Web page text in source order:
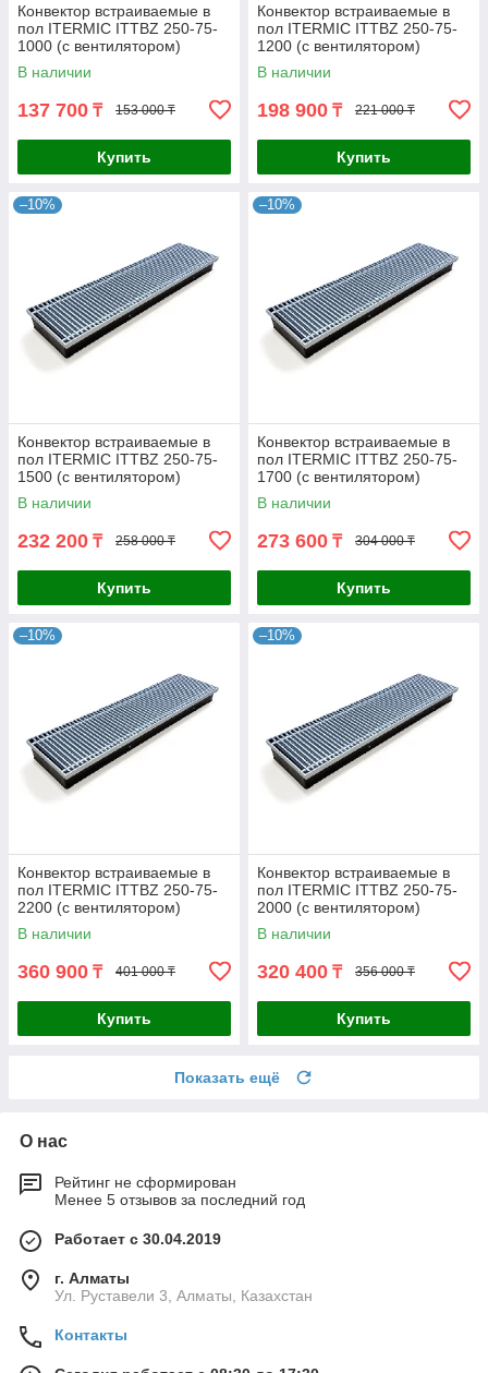
Конвектор встраиваемые в
пол ITERMIC ITTBZ 250-75-
1000 (с вентилятором)
В наличии
137 700 ₸ 153 000 ₸
Купить
Конвектор встраиваемые в
пол ITERMIC ITTBZ 250-75-
1200 (с вентилятором)
В наличии
198 900 ₸ 221 000 ₸
Купить
–10%
Конвектор встраиваемые в
пол ITERMIC ITTBZ 250-75-
1500 (с вентилятором)
В наличии
232 200 ₸ 258 000 ₸
Купить
–10%
Конвектор встраиваемые в
пол ITERMIC ITTBZ 250-75-
1700 (с вентилятором)
В наличии
273 600 ₸ 304 000 ₸
Купить
–10%
Конвектор встраиваемые в
пол ITERMIC ITTBZ 250-75-
2200 (с вентилятором)
В наличии
360 900 ₸ 401 000 ₸
Купить
–10%
Конвектор встраиваемые в
пол ITERMIC ITTBZ 250-75-
2000 (с вентилятором)
В наличии
320 400 ₸ 356 000 ₸
Купить
Показать ещё
О нас
Рейтинг не сформирован
Менее 5 отзывов за последний год
Работает с 30.04.2019
г. Алматы
Ул. Руставели 3, Алматы, Казахстан
Контакты